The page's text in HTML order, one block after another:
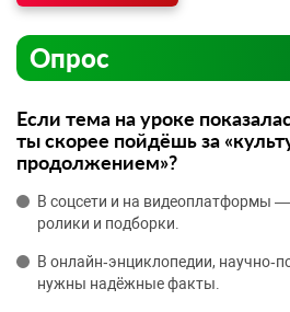
Опрос
Если тема на уроке
ты скорее пойдёшь за
продолжением»?
В соцсети и на видеоплатформы
ролики и подборки.
В онлайн‑энциклопедии,
нужны надёжные факты.